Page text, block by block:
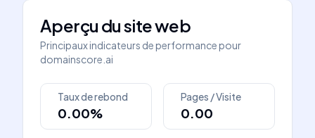
Aperçu du site web
Principaux indicateurs de performance pour
domainscore.ai
Taux de rebond
0.00%
Pages / Visite
0.00